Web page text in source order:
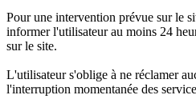
Pour une intervention prévue sur le
informer l'utilisateur au moins 24
sur le site.
L'utilisateur s'oblige à ne réclamer
l'interruption momentanée des